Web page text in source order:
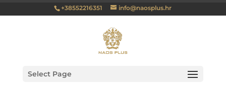
+38552216351 info@naosplus.hr
Select Page